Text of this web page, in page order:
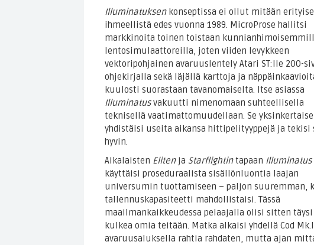
Illuminatuksenkonseptissa ei ollut mitään
ihmeellistä edes vuonna 1989. MicroProse hallitsi
markkinoita toinen toistaan
lentosimulaattoreilla, joten viiden levykkeen
vektoripohjainen avaruuslentely Atari ST:lle 200-
ohjekirjalla sekä läjällä karttoja ja
kuulosti suorastaan tavanomaiselta. Itse asiassa
Illuminatusvakuutti nimenomaan suhteellisella
teknisellä vaatimattomuudellaan. Se
yhdistäisi useita aikansa hittipelityyppejä ja tekisi
hyvin.
Aikalaisten Elitenja Starflightintapaan Illuminatus
käyttäisi proseduraalista sisällönluontia laajan
universumin tuottamiseen – paljon suuremman,
tallennuskapasiteetti mahdollistaisi. Tässä
maailmankaikkeudessa pelaajalla olisi sitten täysi
kulkea omia teitään. Matka alkaisi yhdellä Cod
avaruusaluksella rahtia rahdaten, mutta ajan